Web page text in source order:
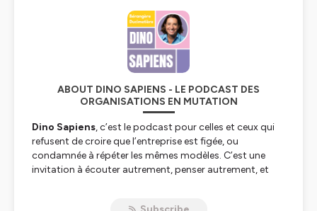
ABOUT DINO SAPIENS - LE PODCAST DES
ORGANISATIONS EN MUTATION
Dino Sapiens, c’est le podcast pour celles et ceux qui
refusent de croire que l’entreprise est figée, ou
condamnée à répéter les mêmes modèles. C’est une
invitation à écouter autrement, penser autrement, et